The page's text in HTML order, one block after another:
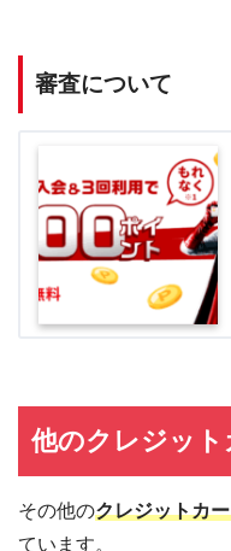
審査について
他のクレジッ
その他のクレジットカ
ています。